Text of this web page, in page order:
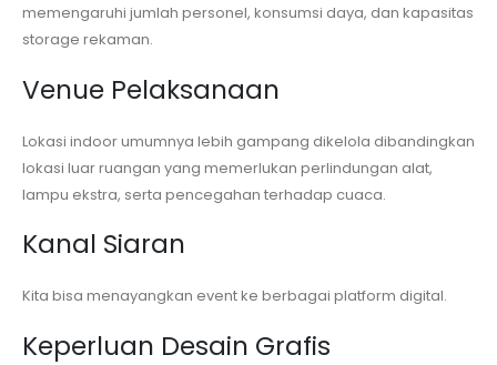
memengaruhi jumlah personel, konsumsi daya, dan kapasitas
storage rekaman.
Venue Pelaksanaan
Lokasi indoor umumnya lebih gampang dikelola dibandingkan
lokasi luar ruangan yang memerlukan perlindungan alat,
lampu ekstra, serta pencegahan terhadap cuaca.
Kanal Siaran
Kita bisa menayangkan event ke berbagai platform digital.
Keperluan Desain Grafis